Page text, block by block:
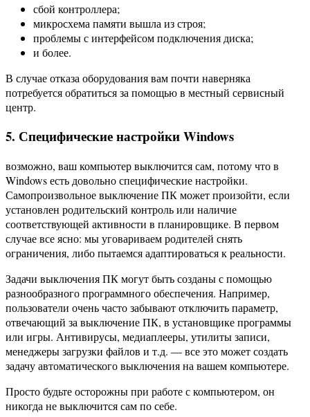
сбой контроллера;
микросхема памяти вышла из строя;
проблемы с интерфейсом подключения диска;
и более.
В случае отказа оборудования вам почти наверняка
потребуется обратиться за помощью в местный сервисный
центр.
5. Специфические настройки Windows
возможно, ваш компьютер выключится сам, потому что в
Windows есть довольно специфические настройки.
Самопроизвольное выключение ПК может произойти, если
установлен родительский контроль или наличие
соответствующей активности в планировщике. В первом
случае все ясно: мы уговариваем родителей снять
ограничения, либо пытаемся адаптироваться к реальности.
Задачи выключения ПК могут быть созданы с помощью
разнообразного программного обеспечения. Например,
пользователи очень часто забывают отключить параметр,
отвечающий за выключение ПК, в установщике программы
или игры. Антивирусы, медиаплееры, утилиты записи,
менеджеры загрузки файлов и т.д. — все это может создать
задачу автоматического выключения на вашем компьютере.
Просто будьте осторожны при работе с компьютером, он
никогда не выключится сам по себе.